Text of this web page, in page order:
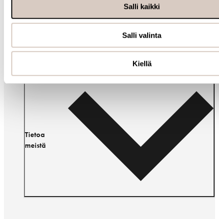
Salli kaikki
Salli valinta
Kiellä
Ota yhteyttä
Tietoa
meistä